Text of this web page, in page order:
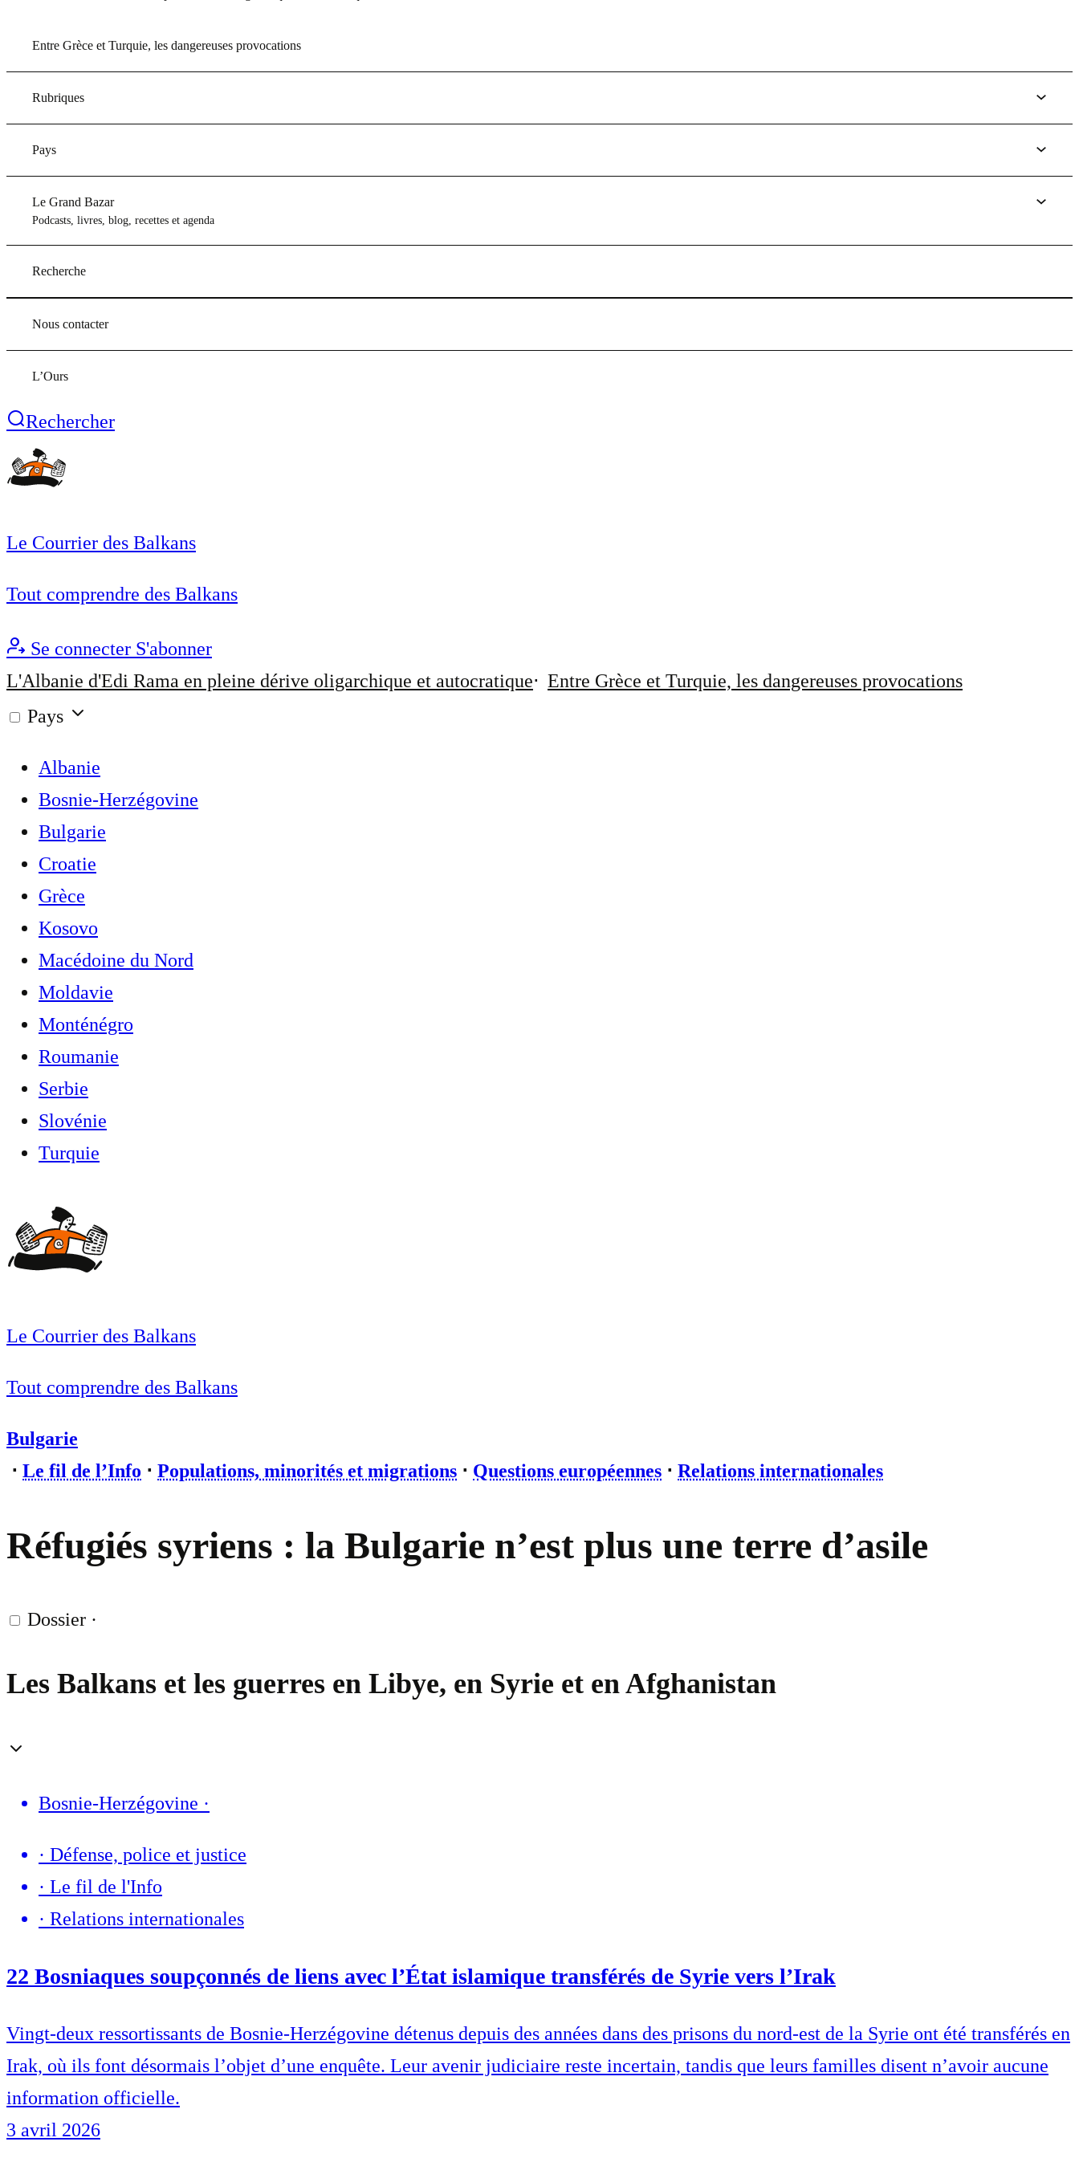
Entre Grèce et Turquie, les dangereuses provocations
Rubriques
Pays
Le Grand Bazar
Podcasts, livres, blog, recettes et agenda
Recherche
Nous contacter
L’Ours
Rechercher
Le Courrier des Balkans
Tout comprendre des Balkans
Se connecter S'abonner
L'Albanie d'Edi Rama en pleine dérive oligarchique et autocratique
Entre Grèce et Turquie, les dangereuses provocations
Pays
Albanie
Bosnie-Herzégovine
Bulgarie
Croatie
Grèce
Kosovo
Macédoine du Nord
Moldavie
Monténégro
Roumanie
Serbie
Slovénie
Turquie
Le Courrier des Balkans
Tout comprendre des Balkans
Bulgarie
⋅ Le fil de l’Info ⋅ Populations, minorités et migrations ⋅ Questions européennes ⋅ Relations internationales
Réfugiés syriens : la Bulgarie n’est plus une terre d’asile
Dossier ·
Les Balkans et les guerres en Libye, en Syrie et en Afghanistan
Bosnie-Herzégovine ·
· Défense, police et justice
· Le fil de l'Info
· Relations internationales
22 Bosniaques soupçonnés de liens avec l’État islamique transférés de Syrie vers l’Irak
Vingt-deux ressortissants de Bosnie-Herzégovine détenus depuis des années dans des prisons du nord-est de la Syrie ont été transférés en
Irak, où ils font désormais l’objet d’une enquête. Leur avenir judiciaire reste incertain, tandis que leurs familles disent n’avoir aucune
information officielle.
3 avril 2026